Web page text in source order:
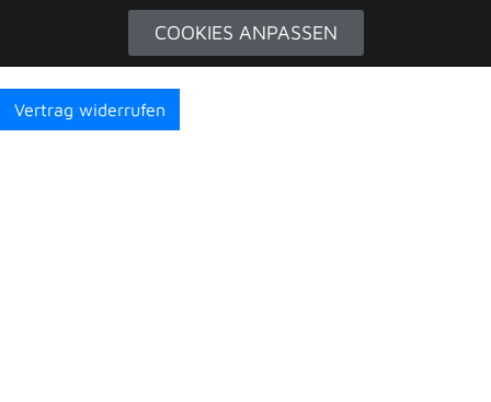
COOKIES ANPASSEN
Vertrag widerrufen